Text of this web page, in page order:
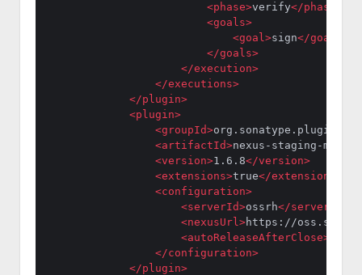
<phase>verify</phase
<goals>
<goal>sign</goal
</goals>
</execution>
</executions>
</plugin>
<plugin>
<groupId>org.sonatype.plugins
<artifactId>nexus-staging-
<version>1.6.8</version>
<extensions>true</extensions
<configuration>
<serverId>ossrh</serverId
<nexusUrl>https://
<autoReleaseAfterClose>
</configuration>
</plugin>